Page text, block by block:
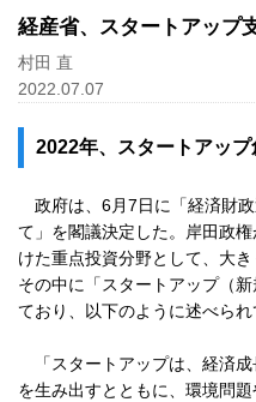
経産省、スタートアップ
村田 直
2022.07.07
2022年、スタートアッ
政府は、6月7日に「経済財
て」を閣議決定した。岸田政
けた重点投資分野として、大
その中に「スタートアップ（
ており、以下のように述べられ
「スタートアップは、経済
を生み出すとともに、環境問